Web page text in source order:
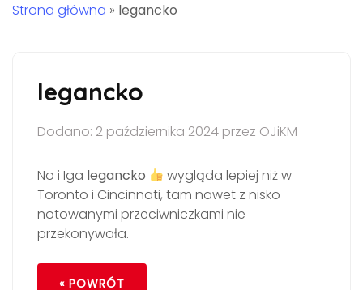
Strona główna » legancko
legancko
Dodano: 2 października 2024 przez OJiKM
No i Iga legancko
wygląda lepiej niż w
Toronto i Cincinnati, tam nawet z nisko
notowanymi przeciwniczkami nie
przekonywała.
« POWRÓT